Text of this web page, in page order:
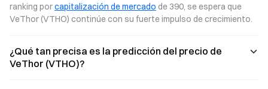
ranking por capitalización de mercado de 390, se espera que
VeThor (VTHO) continúe con su fuerte impulso de crecimiento.
¿Qué tan precisa es la predicción del precio de
VeThor (VTHO)?